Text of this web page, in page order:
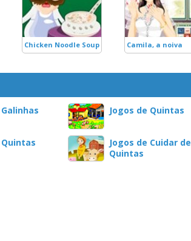
Chicken Noodle Soup Camila, a noiva
Jogos de Quintas
Quintas
Jogos de Cuidar de
Quintas